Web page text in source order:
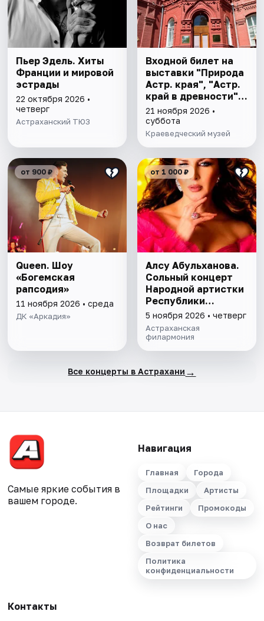
Пьер Эдель. Хиты
Франции и мировой
эстрады
22 октября 2026 •
четверг
Астраханский ТЮЗ
Входной билет на
выставки "Природа
Астр. края", "Астр.
край в древности",
"Заселение Астр.
края"
21 ноября 2026 •
суббота
Краеведческий музей
от 900 ₽
Queen. Шоу
«Богемская
рапсодия»
11 ноября 2026 • среда
ДК «Аркадия»
от 1 000 ₽
Алсу Абульханова.
Сольный концерт
Народной артистки
Республики
Татарстан
5 ноября 2026 • четверг
Астраханская
филармония
Все концерты в Астрахани →
Самые яркие события в
вашем городе.
Навигация
Главная
Города
Площадки
Артисты
Рейтинги
Промокоды
О нас
Возврат билетов
Политика
конфиденциальности
Контакты